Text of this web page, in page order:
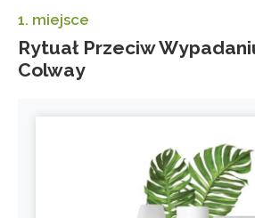
1. miejsce
Rytuał Przeciw
Colway